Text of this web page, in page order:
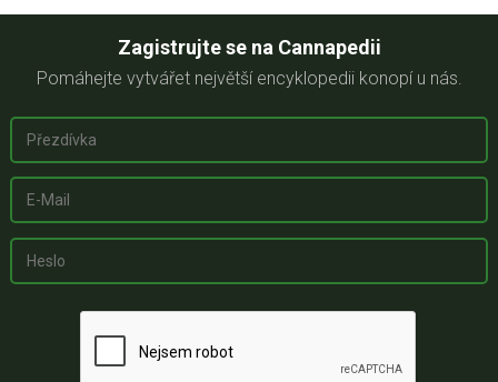
Zagistrujte se na Cannapedii
Pomáhejte vytvářet největší encyklopedii konopí u nás.